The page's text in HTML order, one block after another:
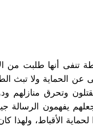
تنفى أنها طلبت من
الحماية ولا تبث
وتحرق منازلهم
مما جعلهم يفهمون الرسالة
الأقباط، ولهذا